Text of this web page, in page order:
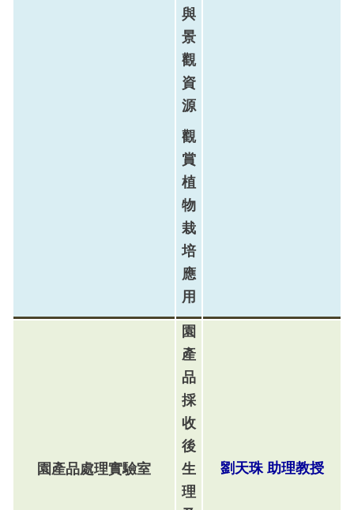
與
景
觀
資
源
觀
賞
植
物
栽
培
應
用
園產品處理實驗室
園
產
品
採
收
後
生
理
劉天珠 助理教授